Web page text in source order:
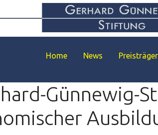
Home News Preisträger
Günnewig-